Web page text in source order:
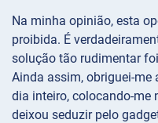
Na minha opinião, esta
proibida. É
solução tão rudimentar
Ainda assim, obriguei-me
dia inteiro, colocando-me
deixou seduzir pelo